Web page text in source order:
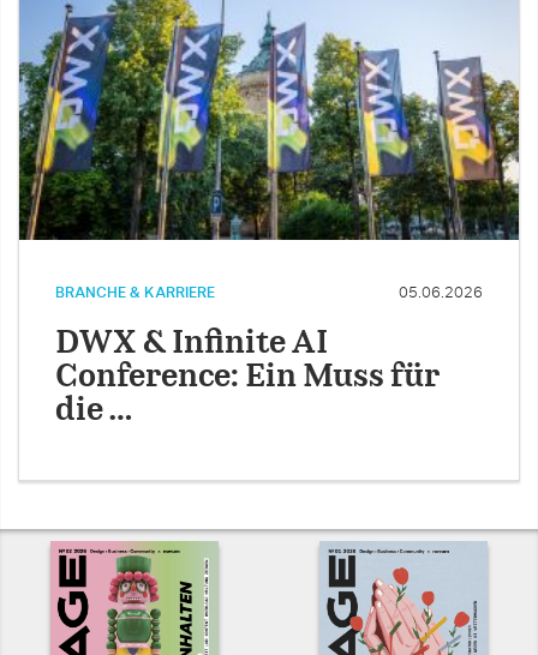
BRANCHE & KARRIERE 05.06.2026
DWX & Infinite AI
Conference: Ein Muss für
die …